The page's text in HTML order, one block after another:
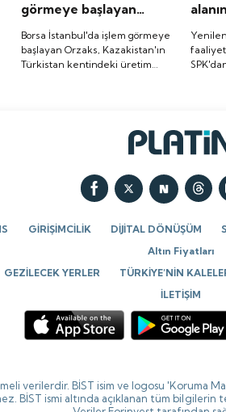
görmeye başlayan
Orzaks, Kazakistan'ın
Türkistan kentindeki
üretim tesisi
Borsa İstanbul'da işlem görmeye
başlayan Orzaks, Kazakistan'ın
Türkistan kentindeki üretim
GİRİŞİMCİLİK DİJİTAL DÖNÜŞÜM
Altın Fiyatları
GEZİLECEK YERLER TÜRKİYE’NİN
İLETİŞİM
verilerdir. BİST isim ve logosu 'Koruma
BİST ismi altında açıklanan tüm bilgilerin